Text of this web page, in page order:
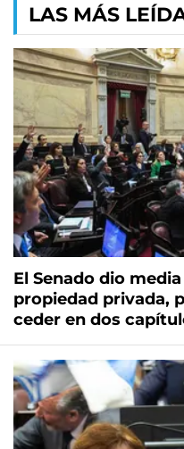
LAS MÁS
El Senado dio
propiedad privada,
ceder en dos